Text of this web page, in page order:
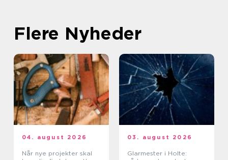
Flere Nyheder
04. august 2026
Når nye projekter skal
03. august 2026
Glarmester i Holte: